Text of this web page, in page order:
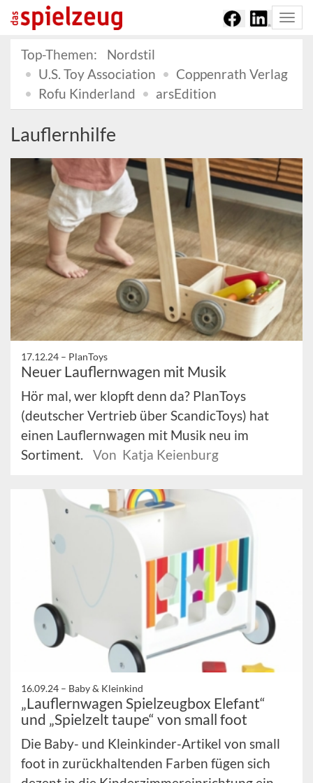
Top-Themen:
Nordstil
U.S. Toy Association
Coppenrath Verlag
Rofu Kinderland
arsEdition
Lauflernhilfe
17.12.24 – PlanToys
Neuer Lauflernwagen mit Musik
Hör mal, wer klopft denn da? PlanToys
(deutscher Vertrieb über ScandicToys) hat
einen Lauflernwagen mit Musik neu im
Sortiment.
Von Katja Keienburg
16.09.24 – Baby & Kleinkind
„Lauflernwagen Spielzeugbox Elefant“
und „Spielzelt taupe“ von small foot
Die Baby- und Kleinkinder-Artikel von small
foot in zurückhaltenden Farben fügen sich